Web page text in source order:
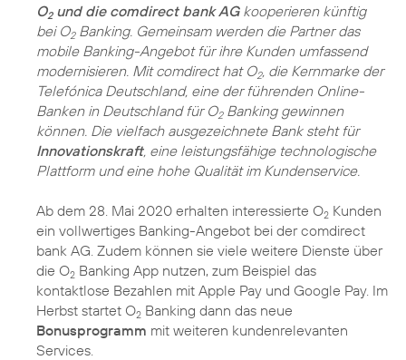
O2und die comdirect bank AGkooperieren künftig
bei O2Banking. Gemeinsam werden die Partner das
mobile Banking-Angebot für ihre Kunden umfassend
modernisieren. Mit comdirect hat O2, die Kernmarke der
Telefónica Deutschland, eine der führenden Online-
Banken in Deutschland für O2Banking gewinnen
können. Die vielfach ausgezeichnete Bank steht für
Innovationskraft, eine leistungsfähige technologische
Plattform und eine hohe Qualität im Kundenservice.
Ab dem 28. Mai 2020 erhalten interessierte O2 Kunden
ein vollwertiges Banking-Angebot bei der comdirect
bank AG. Zudem können sie viele weitere Dienste über
die O2 Banking App nutzen, zum Beispiel das
kontaktlose Bezahlen mit Apple Pay und Google Pay. Im
Herbst startet O2 Banking dann das neue
Bonusprogramm mit weiteren kundenrelevanten
Services.